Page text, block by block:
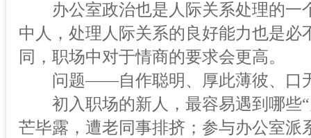
办公室政治也是人际关系处理的一
中人，处理人际关系的良好能力也是
同，职场中对于情商的要求会更高。
问题——自作聪明、厚此薄彼、口
初入职场的新人，最容易遇到哪些“
芒毕露，遭老同事排挤；参与办公室